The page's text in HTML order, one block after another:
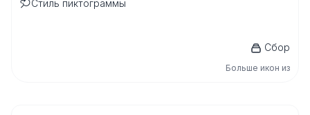
Стиль пиктограммы
Сбор
Больше икон из